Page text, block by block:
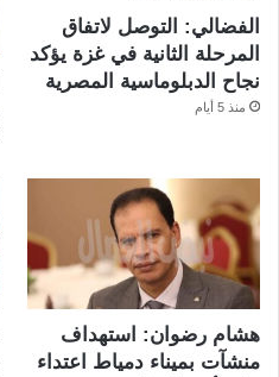
الفضالي: التوصل لاتفاق
المرحلة الثانية في غزة يؤكد
نجاح الدبلوماسية المصرية
منذ 5 أيام
هشام رضوان: استهداف
منشآت بميناء دمياط اعتداء